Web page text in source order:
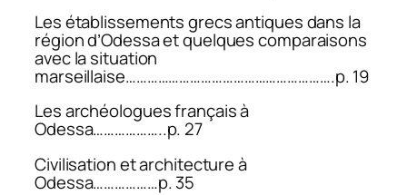
Les établissements grecs antiques dans la
région d’Odessa et quelques comparaisons
avec la situation
marseillaise………………………………………………….p. 19
Les archéologues français à
Odessa………………..p. 27
Civilisation et architecture à
Odessa………………p. 35